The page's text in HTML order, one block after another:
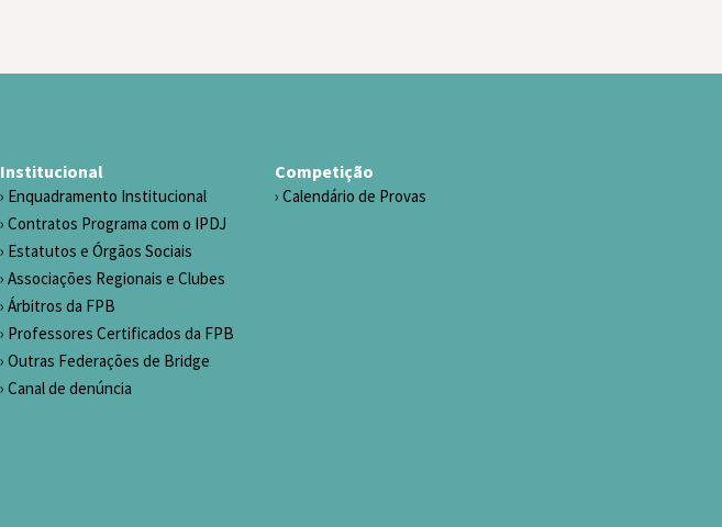
Institucional
Enquadramento Institucional
Contratos Programa com o IPDJ
Estatutos e Órgãos Sociais
Associações Regionais e Clubes
Árbitros da FPB
Professores Certificados da FPB
Outras Federações de Bridge
Canal de denúncia
Competição
Calendário de Provas